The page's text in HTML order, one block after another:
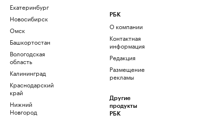
Екатеринбург
Новосибирск
Омск
Башкортостан
Вологодская
область
Калининград
Краснодарский
край
Нижний
Новгород
РБК
О компании
Контактная
информация
Редакция
Размещение
рекламы
Другие
продукты
РБК